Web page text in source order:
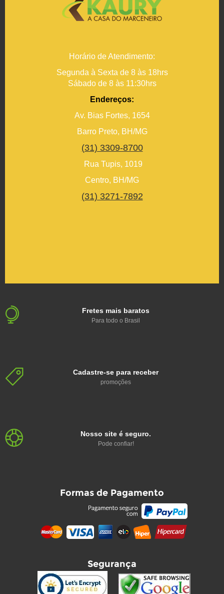
Horário de Atendimento:
Segunda à Sexta de 8 às 18hrs
Sábado de 8 às 11:30hrs
Endereços:
Av. Bias Fortes, 1654
Barro Preto, BH/MG
(31) 3309-8700
Rua Tupis, 1019
Centro, BH/MG
(31) 3271-7892
Fretes mais baratos
Para todo o Brasil
Cadastre-se para receber
promoções
Nosso site é seguro.
Pode confiar!
Formas de Pagamento
Segurança